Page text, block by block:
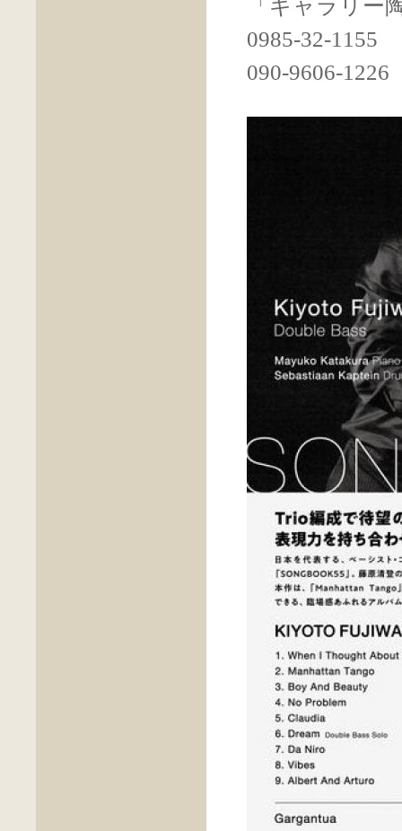
「ギャラリー
0985-32-1155
090-9606-